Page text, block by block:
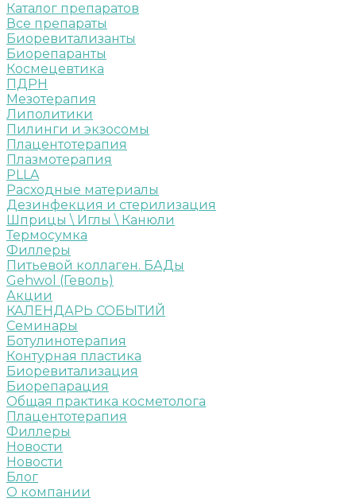
Каталог препаратов
Все препараты
Биоревитализанты
Биорепаранты
Космецевтика
ПДРН
Мезотерапия
Липолитики
Пилинги и экзосомы
Плацентотерапия
Плазмотерапия
PLLA
Расходные материалы
Дезинфекция и стерилизация
Шприцы \ Иглы \ Канюли
Термосумка
Филлеры
Питьевой коллаген. БАДы
Gehwol (Геволь)
Акции
КАЛЕНДАРЬ СОБЫТИЙ
Семинары
Ботулинотерапия
Контурная пластика
Биоревитализация
Биорепарация
Общая практика косметолога
Плацентотерапия
Филлеры
Новости
Новости
Блог
О компании